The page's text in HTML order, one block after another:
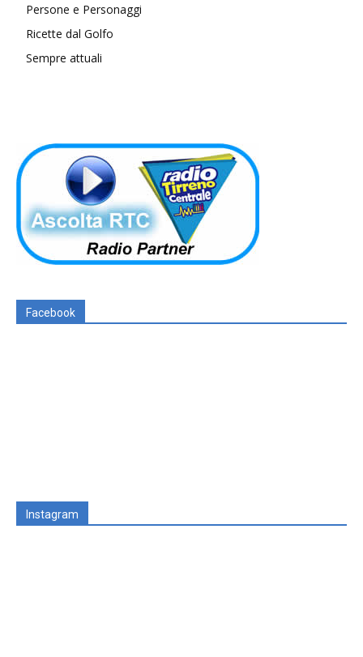
Persone e Personaggi
Ricette dal Golfo
Sempre attuali
Facebook
Instagram